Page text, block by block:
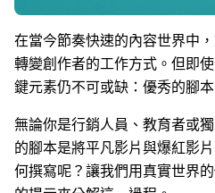
在當今節奏快速的內容世界中，
轉變創作者的工作方式。但即
鍵元素仍不可或缺：優秀的腳本
無論你是行銷人員、教育者或
的腳本是將平凡影片與爆紅影
何撰寫呢？讓我們用真實世界